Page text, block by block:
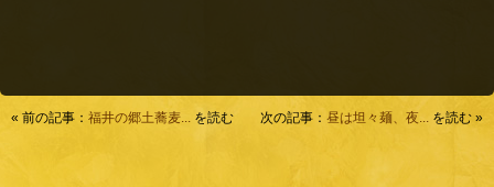
« 前の記事： 福井の郷土蕎麦... を読む 次の記事： 昼は坦々麺、夜... を読む »